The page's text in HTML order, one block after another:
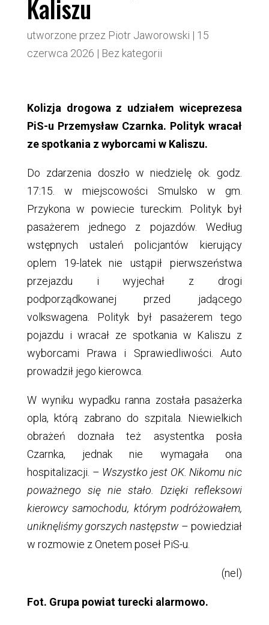
Kaliszu
utworzone przez Piotr Jaworowski | 15
czerwca 2026 | Bez kategorii
Kolizja drogowa z udziałem wiceprezesa
PiS-u Przemysław Czarnka. Polityk wracał
ze spotkania z wyborcami w Kaliszu.
Do zdarzenia doszło w niedzielę ok. godz.
17:15. w miejscowości Smulsko w gm.
Przykona w powiecie tureckim. Polityk był
pasażerem jednego z pojazdów. Według
wstępnych ustaleń policjantów kierujący
oplem 19-latek nie ustąpił pierwszeństwa
przejazdu i wyjechał z drogi
podporządkowanej przed jadącego
volkswagena. Polityk był pasażerem tego
pojazdu i wracał ze spotkania w Kaliszu z
wyborcami Prawa i Sprawiedliwości. Auto
prowadził jego kierowca.
W wyniku wypadku ranna została pasażerka
opla, którą zabrano do szpitala. Niewielkich
obrażeń doznała też asystentka posła
Czarnka, jednak nie wymagała ona
hospitalizacji. – Wszystko jest OK. Nikomu nic
poważnego się nie stało. Dzięki refleksowi
kierowcy samochodu, którym podróżowałem,
uniknęliśmy gorszych następstw– powiedział
w rozmowie z Onetem poseł PiS-u.
(nel)
Fot. Grupa powiat turecki alarmowo.